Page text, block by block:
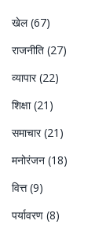
खेल(67)
राजनीति (27)
व्यापार(22)
शिक्षा(21)
समाचार(21)
मनोरंजन (18)
वित्त(9)
पर्यावरण (8)